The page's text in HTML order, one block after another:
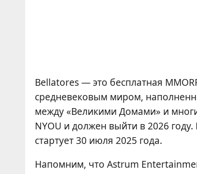
Bellatores — это бесплатная
средневековым миром,
между «Великими Домами» и
NYOU и должен выйти в 2026
стартует 30 июля 2025 года.
Напомним, что Astrum